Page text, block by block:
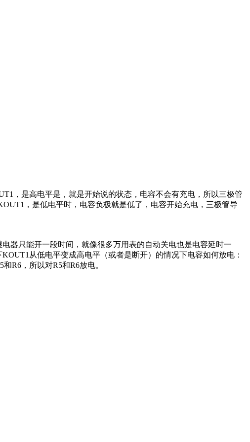
，是高电平是，就是开始说的状态，电容不会有充电，所以三极管
，是低电平时，电容负极就是低了，电容开始充电，三极管导
器只能开一段时间，就像很多万用表的自动关电也是电容延时一
从低电平变成高电平（或者是断开）的情况下电容如何放电：
R6，所以对R5和R6放电。